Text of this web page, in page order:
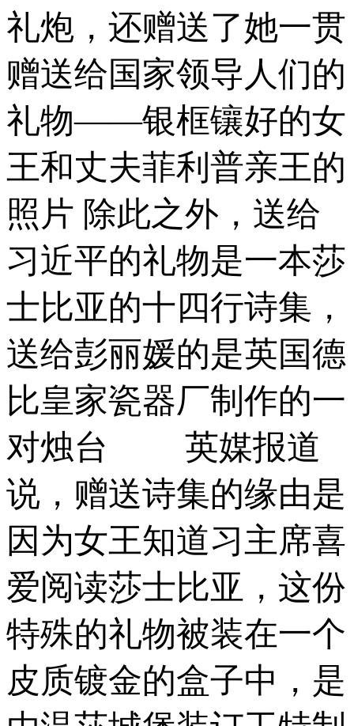
礼炮，还赠送了她一贯
赠送给国家领导人们的
礼物——银框镶好的女
王和丈夫菲利普亲王的
照片 除此之外，送给
习近平的礼物是一本莎
士比亚的十四行诗集，
送给彭丽媛的是英国德
比皇家瓷器厂制作的一
对烛台 英媒报道
说，赠送诗集的缘由是
因为女王知道习主席喜
爱阅读莎士比亚，这份
特殊的礼物被装在一个
皮质镀金的盒子中，是